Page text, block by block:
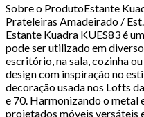
Sobre o ProdutoEstante
Prateleiras Amadeirado /
Estante Kuadra KUES83 é
pode ser utilizado em
escritório, na sala, cozinha
design com inspiração no
decoração usada nos Lofts
e 70. Harmonizando o metal
projetados móveis versáteis